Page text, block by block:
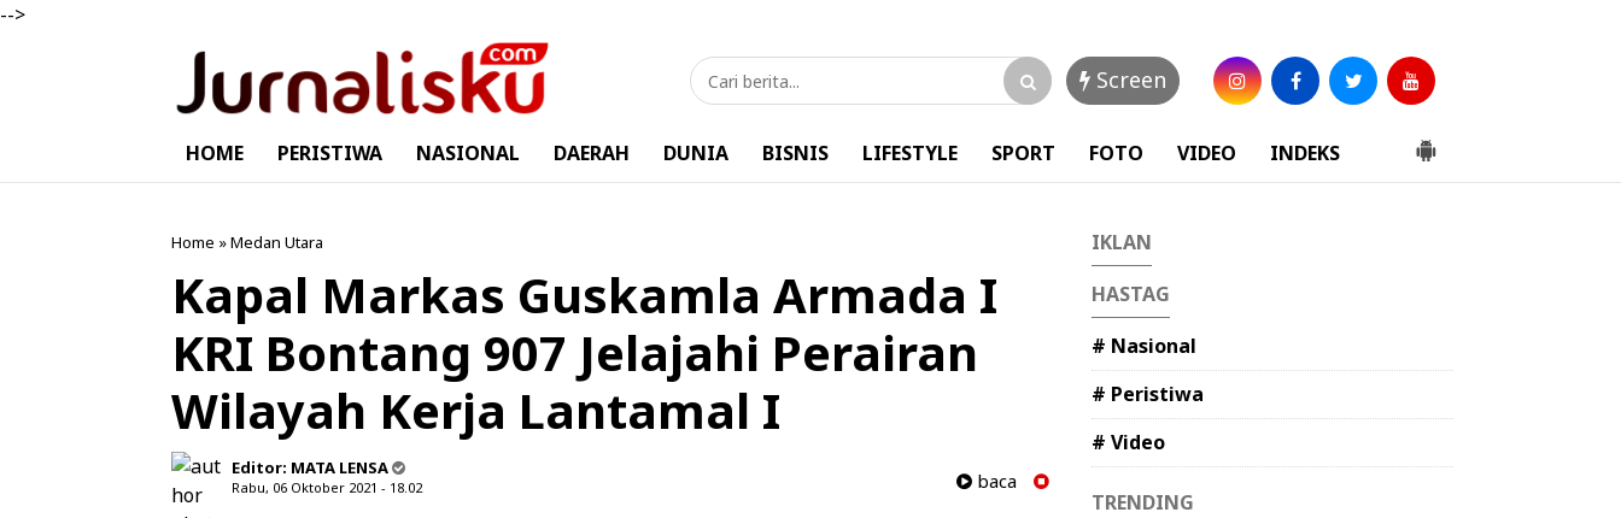
-->
Screen
HOME PERISTIWA NASIONAL DAERAH DUNIA BISNIS LIFESTYLE SPORT FOTO VIDEO INDEKS
Home »Medan Utara
Kapal Markas Guskamla Armada I
KRI Bontang 907 Jelajahi Perairan
Wilayah Kerja Lantamal I
Editor: MATA LENSA
Rabu, 06 Oktober 2021 - 18.02 baca
IKLAN
HASTAG
# Nasional
# Peristiwa
# Video
TRENDING